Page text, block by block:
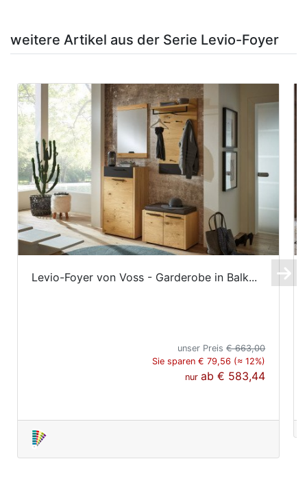
weitere Artikel aus der Serie Levio-Foyer
Levio-Foyer von Voss - Garderobe in Balk...
unser Preis€ 663,00
Sie sparen € 79,56 (≈ 12%)
nurab€ 583,44